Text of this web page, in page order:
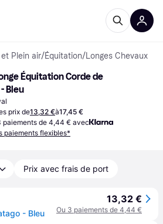
Plein air/Équitation/Longes Chevaux
Équitation Corde de
Bleu
prix de13,32 €à17,45 €
paiements de 4,44 € avec
paiements flexibles*
Prix avec frais de port
- Bleu
13,32 €
Ou 3 paiements de 4,44 €